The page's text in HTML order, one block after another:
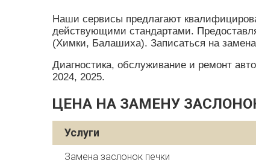
Наши сервисы предлагают
действующими стандартами.
(Химки, Балашиха). Записаться на
Диагностика, обслуживание и ремонт
2024, 2025.
ЦЕНА НА ЗАМЕНУ
Услуги
Замена заслонок печки